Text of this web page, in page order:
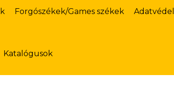
Forgószékek/Games székek
Katalógusok